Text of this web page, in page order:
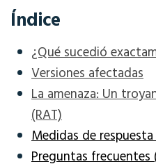
Índice
¿Qué sucedió
Versiones afectadas
La amenaza: Un
(RAT)
Medidas de
Preguntas frecuentes